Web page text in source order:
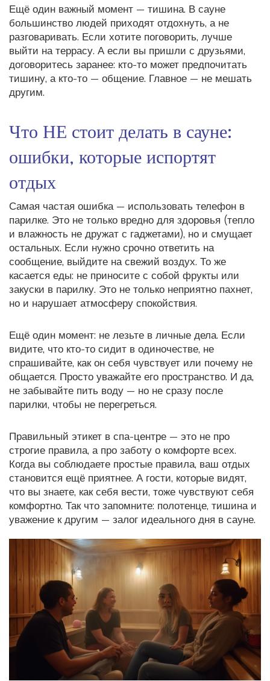
Ещё один важный момент — тишина. В сауне
большинство людей приходят отдохнуть, а не
разговаривать. Если хотите поговорить, лучше
выйти на террасу. А если вы пришли с друзьями,
договоритесь заранее: кто-то может предпочитать
тишину, а кто-то — общение. Главное — не мешать
другим.
Что НЕ стоит делать в сауне:
ошибки, которые испортят
отдых
Самая частая ошибка — использовать телефон в
парилке. Это не только вредно для здоровья (тепло
и влажность не дружат с гаджетами), но и смущает
остальных. Если нужно срочно ответить на
сообщение, выйдите на свежий воздух. То же
касается еды: не приносите с собой фрукты или
закуски в парилку. Это не только неприятно пахнет,
но и нарушает атмосферу спокойствия.
Ещё один момент: не лезьте в личные дела. Если
видите, что кто-то сидит в одиночестве, не
спрашивайте, как он себя чувствует или почему не
общается. Просто уважайте его пространство. И да,
не забывайте пить воду — но не сразу после
парилки, чтобы не перегреться.
Правильный этикет в спа-центре — это не про
строгие правила, а про заботу о комфорте всех.
Когда вы соблюдаете простые правила, ваш отдых
становится ещё приятнее. А гости, которые видят,
что вы знаете, как себя вести, тоже чувствуют себя
комфортно. Так что запомните: полотенце, тишина и
уважение к другим — залог идеального дня в сауне.